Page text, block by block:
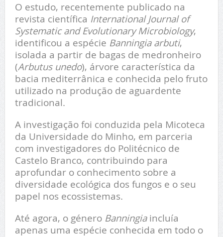
O estudo, recentemente publicado na
revista científica International Journal of
Systematic and Evolutionary Microbiology,
identificou a espécie Banningia arbuti,
isolada a partir de bagas de medronheiro
(Arbutus unedo), árvore característica da
bacia mediterrânica e conhecida pelo fruto
utilizado na produção de aguardente
tradicional.
A investigação foi conduzida pela Micoteca
da Universidade do Minho, em parceria
com investigadores do Politécnico de
Castelo Branco, contribuindo para
aprofundar o conhecimento sobre a
diversidade ecológica dos fungos e o seu
papel nos ecossistemas.
Até agora, o género Banningiaincluía
apenas uma espécie conhecida em todo o